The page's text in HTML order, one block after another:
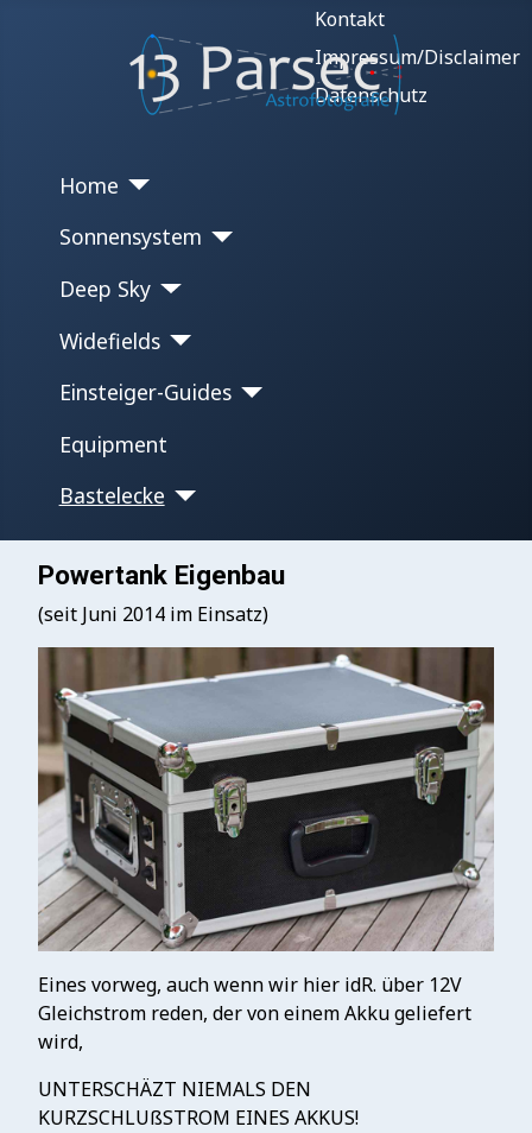
Kontakt
Impressum/Disclaimer
Datenschutz
Home
Sonnensystem
Deep Sky
Widefields
Einsteiger-Guides
Equipment
Bastelecke
Powertank Eigenbau
(seit Juni 2014 im Einsatz)
Eines vorweg, auch wenn wir hier idR. über 12V
Gleichstrom reden, der von einem Akku geliefert
wird,
UNTERSCHÄZT NIEMALS DEN
KURZSCHLUßSTROM EINES AKKUS!